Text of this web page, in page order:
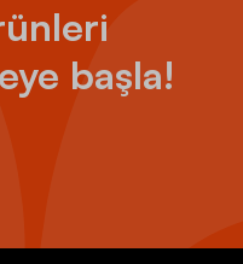
başla!